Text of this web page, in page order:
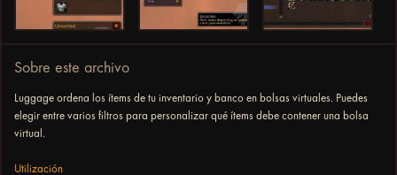
Sobre este archivo
Luggage ordena los ítems de tu inventario y banco en bolsas virtuales. Puedes
elegir entre varios filtros para personalizar qué ítems debe contener una bolsa
virtual.
Utilización